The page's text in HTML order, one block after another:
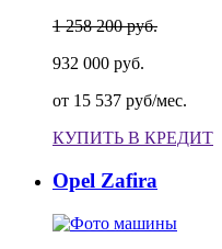
1 258 200 руб.
932 000 руб.
от 15 537 руб/мес.
КУПИТЬ В КРЕДИТ
Opel Zafira